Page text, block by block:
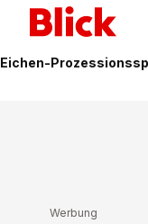
Eichen-